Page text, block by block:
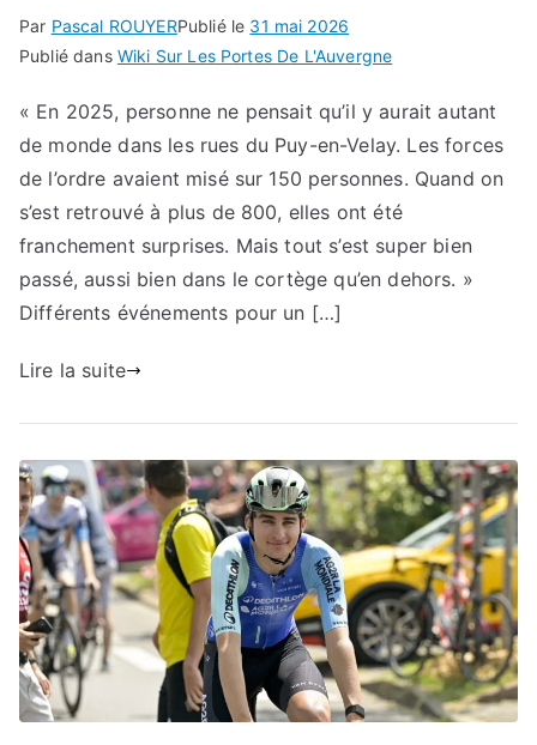
Par Pascal ROUYERPublié le 31 mai 2026
Publié dans Wiki Sur Les Portes De L'Auvergne
« En 2025, personne ne pensait qu’il y aurait autant
de monde dans les rues du Puy-en-Velay. Les forces
de l’ordre avaient misé sur 150 personnes. Quand on
s’est retrouvé à plus de 800, elles ont été
franchement surprises. Mais tout s’est super bien
passé, aussi bien dans le cortège qu’en dehors. »
Différents événements pour un […]
Lire la suite